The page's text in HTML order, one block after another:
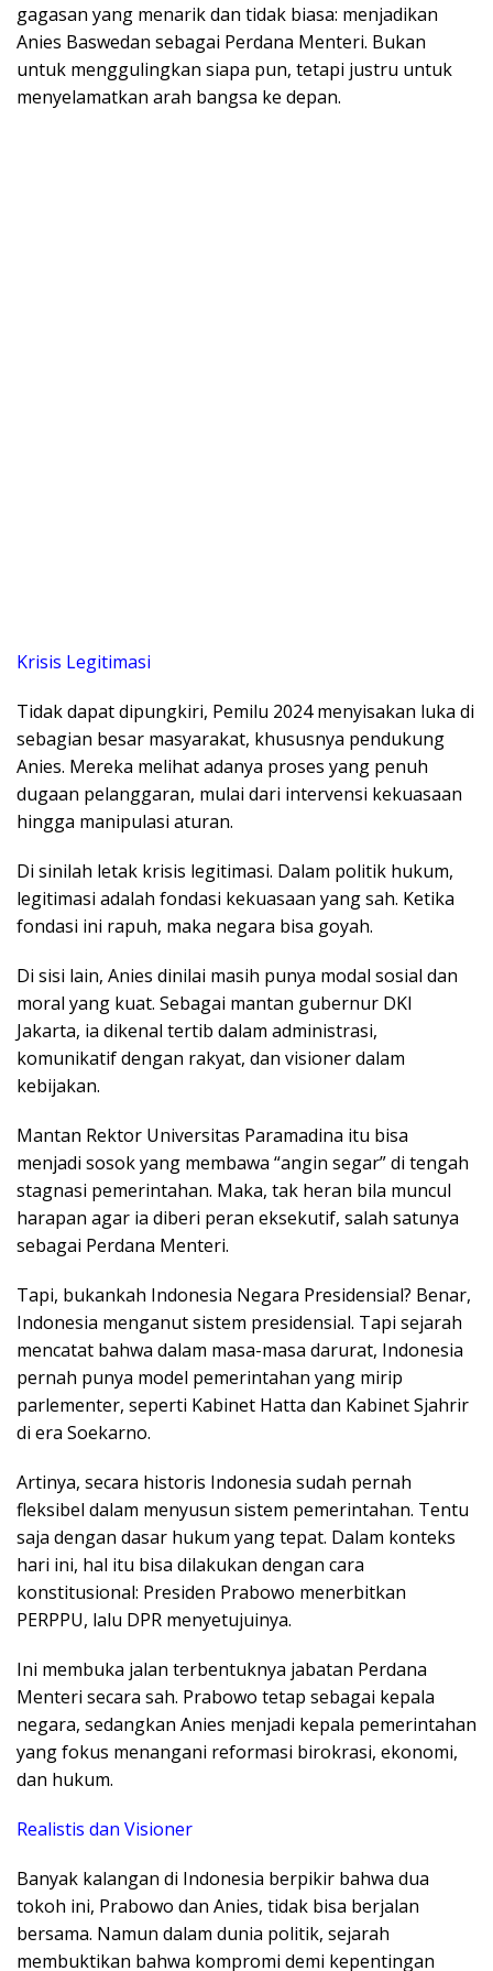
gagasan yang menarik dan tidak biasa: menjadikan
Anies Baswedan sebagai Perdana Menteri. Bukan
untuk menggulingkan siapa pun, tetapi justru untuk
menyelamatkan arah bangsa ke depan.
Krisis Legitimasi
Tidak dapat dipungkiri, Pemilu 2024 menyisakan luka di
sebagian besar masyarakat, khususnya pendukung
Anies. Mereka melihat adanya proses yang penuh
dugaan pelanggaran, mulai dari intervensi kekuasaan
hingga manipulasi aturan.
Di sinilah letak krisis legitimasi. Dalam politik hukum,
legitimasi adalah fondasi kekuasaan yang sah. Ketika
fondasi ini rapuh, maka negara bisa goyah.
Di sisi lain, Anies dinilai masih punya modal sosial dan
moral yang kuat. Sebagai mantan gubernur DKI
Jakarta, ia dikenal tertib dalam administrasi,
komunikatif dengan rakyat, dan visioner dalam
kebijakan.
Mantan Rektor Universitas Paramadina itu bisa
menjadi sosok yang membawa “angin segar” di tengah
stagnasi pemerintahan. Maka, tak heran bila muncul
harapan agar ia diberi peran eksekutif, salah satunya
sebagai Perdana Menteri.
Tapi, bukankah Indonesia Negara Presidensial? Benar,
Indonesia menganut sistem presidensial. Tapi sejarah
mencatat bahwa dalam masa-masa darurat, Indonesia
pernah punya model pemerintahan yang mirip
parlementer, seperti Kabinet Hatta dan Kabinet Sjahrir
di era Soekarno.
Artinya, secara historis Indonesia sudah pernah
fleksibel dalam menyusun sistem pemerintahan. Tentu
saja dengan dasar hukum yang tepat. Dalam konteks
hari ini, hal itu bisa dilakukan dengan cara
konstitusional: Presiden Prabowo menerbitkan
PERPPU, lalu DPR menyetujuinya.
Ini membuka jalan terbentuknya jabatan Perdana
Menteri secara sah. Prabowo tetap sebagai kepala
negara, sedangkan Anies menjadi kepala pemerintahan
yang fokus menangani reformasi birokrasi, ekonomi,
dan hukum.
Realistis dan Visioner
Banyak kalangan di Indonesia berpikir bahwa dua
tokoh ini, Prabowo dan Anies, tidak bisa berjalan
bersama. Namun dalam dunia politik, sejarah
membuktikan bahwa kompromi demi kepentingan